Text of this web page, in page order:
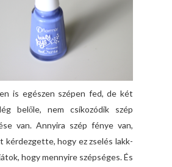
is egészen szépen fed, de két
belőle, nem csíkozódik szép
van. Annyira szép fénye van,
kérdezgette, hogy ez zselés lakk-
hogy mennyire szépséges. És